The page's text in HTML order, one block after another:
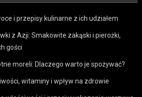
i przepisy kulinarne z ich udziałem
z Azji: Smakowite zakąski i pierożki,
gości
moreli: Dlaczego warto je spożywać?
witaminy i wpływ na zdrowie